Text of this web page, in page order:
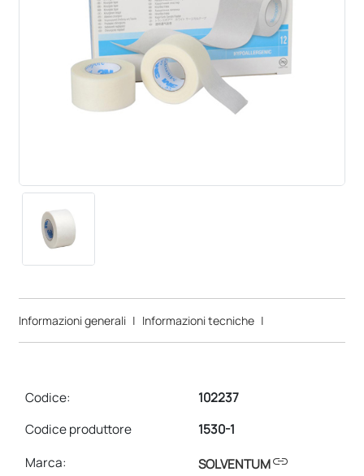
Informazioni generali | Informazioni tecniche |
Codice:
102237
Codice produttore
1530-1
Marca:
SOLVENTUMlink